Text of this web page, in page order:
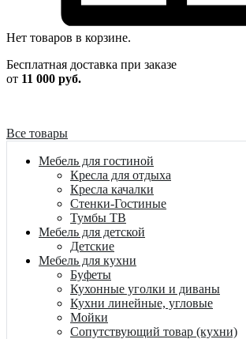
Нет товаров в корзине.
Бесплатная доставка при заказе
от 11 000 руб.
Все товары
Мебель для гостиной
Кресла для отдыха
Кресла качалки
Стенки-Гостиные
Тумбы ТВ
Мебель для детской
Детские
Мебель для кухни
Буфеты
Кухонные уголки и диваны
Кухни линейные, угловые
Мойки
Сопутствующий товар (кухни)